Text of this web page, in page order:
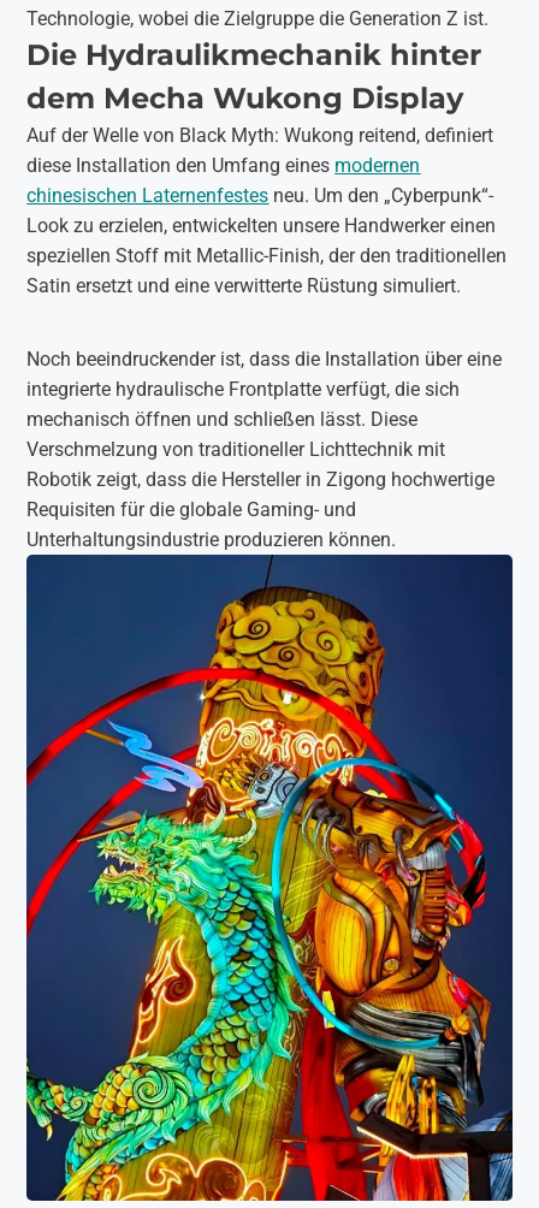
Technologie, wobei die Zielgruppe die Generation Z ist.
Die Hydraulikmechanik hinter
dem Mecha Wukong Display
Auf der Welle von Black Myth: Wukong reitend, definiert
diese Installation den Umfang eines modernen
chinesischen Laternenfestes neu. Um den „Cyberpunk“-
Look zu erzielen, entwickelten unsere Handwerker einen
speziellen Stoff mit Metallic-Finish, der den traditionellen
Satin ersetzt und eine verwitterte Rüstung simuliert.
Noch beeindruckender ist, dass die Installation über eine
integrierte hydraulische Frontplatte verfügt, die sich
mechanisch öffnen und schließen lässt. Diese
Verschmelzung von traditioneller Lichttechnik mit
Robotik zeigt, dass die Hersteller in Zigong hochwertige
Requisiten für die globale Gaming- und
Unterhaltungsindustrie produzieren können.